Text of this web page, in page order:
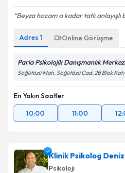
Beyza hocam o kadar tatlı anlayışlı
Adres 1 Online Görüşme
Parla Psikolojik Danışmanlık Merkezi
Söğütözü Mah. Söğütözü Cad. 2B Blok
En Yakın Saatler
10:00
11:00
Klinik Psikolog
Psikoloji